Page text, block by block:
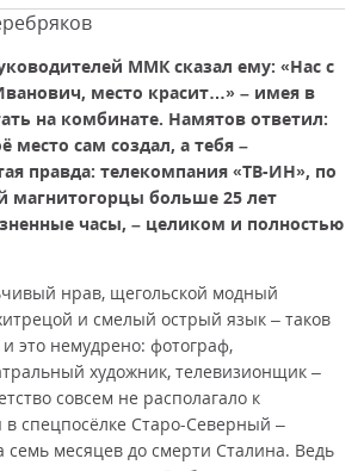
ММК сказал ему: «Нас с
место красит…» – имея в
на комбинате. Намятов ответил:
место сам создал, а тебя –
правда: телекомпания «ТВ-ИН», по
магнитогорцы больше 25 лет
часы, – целиком и полностью
нрав, щегольской модный
и смелый острый язык – таков
это немудрено: фотограф,
художник, телевизионщик –
совсем не располагало к
в спецпосёлке Старо-Северный –
семь месяцев до смерти Сталина. Ведь